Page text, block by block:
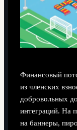
Финансовый
из членских
добровольных
интеграций. На
на баннеры,